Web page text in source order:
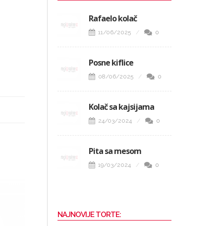
Rafaelo kolač
11/06/2025 0
Posne kiflice
08/06/2025 0
Kolač sa kajsijama
24/03/2024 0
Pita sa mesom
19/03/2024 0
NAJNOVIJE TORTE: